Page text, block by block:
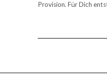
Provision. Für Dich